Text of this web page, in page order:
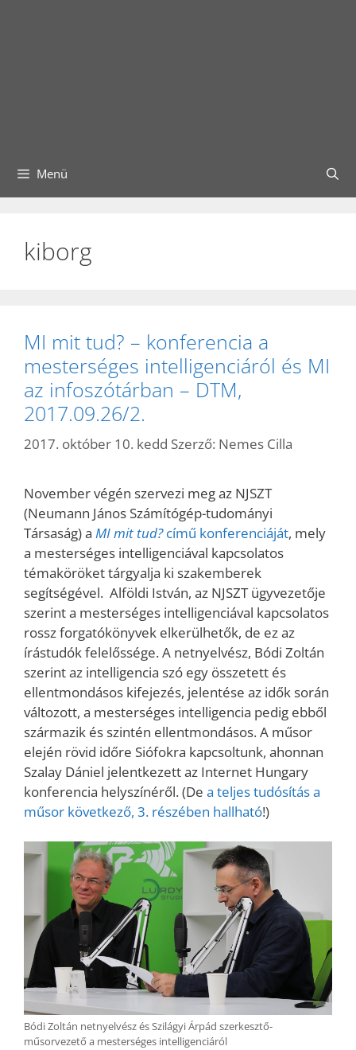
Menü
kiborg
MI mit tud? – konferencia a
mesterséges intelligenciáról és MI
az infoszótárban – DTM,
2017.09.26/2.
2017. október 10. kedd Szerző: Nemes Cilla
November végén szervezi meg az NJSZT
(Neumann János Számítógép-tudományi
Társaság) a MI mit tud?című konferenciáját, mely
a mesterséges intelligenciával kapcsolatos
témaköröket tárgyalja ki szakemberek
segítségével. Alföldi István, az NJSZT ügyvezetője
szerint a mesterséges intelligenciával kapcsolatos
rossz forgatókönyvek elkerülhetők, de ez az
írástudók felelőssége. A netnyelvész, Bódi Zoltán
szerint az intelligencia szó egy összetett és
ellentmondásos kifejezés, jelentése az idők során
változott, a mesterséges intelligencia pedig ebből
származik és szintén ellentmondásos. A műsor
elején rövid időre Siófokra kapcsoltunk, ahonnan
Szalay Dániel jelentkezett az Internet Hungary
konferencia helyszínéről. (De a teljes tudósítás a
műsor következő, 3. részében hallható!)
Bódi Zoltán netnyelvész és Szilágyi Árpád szerkesztő-
műsorvezető a mesterséges intelligenciáról